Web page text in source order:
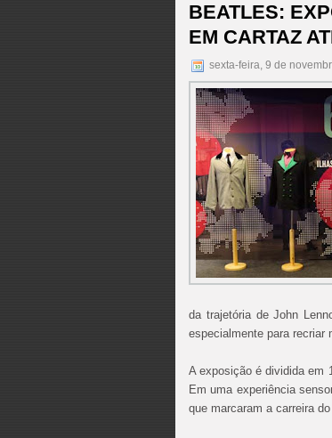
BEATLES:
EM CARTAZ
sexta-feira, 9 de
da trajetória de John
especialmente para recriar
A exposição é dividida em
Em uma experiência
que marcaram a carreira